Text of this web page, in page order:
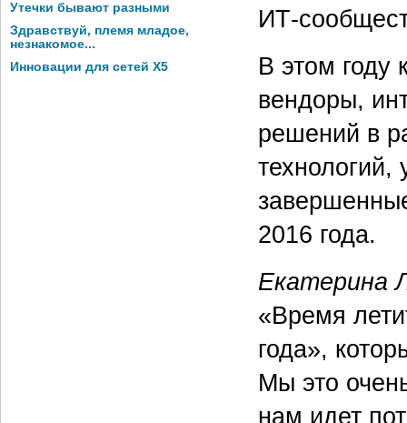
Утечки бывают разными
Здравствуй, племя младое,
незнакомое...
Инновации для сетей X5
ИТ-
В этом году
вендоры,
решений в
технологий,
2016 года.
Екатерина
«Время
года»,
Мы это
нам идет